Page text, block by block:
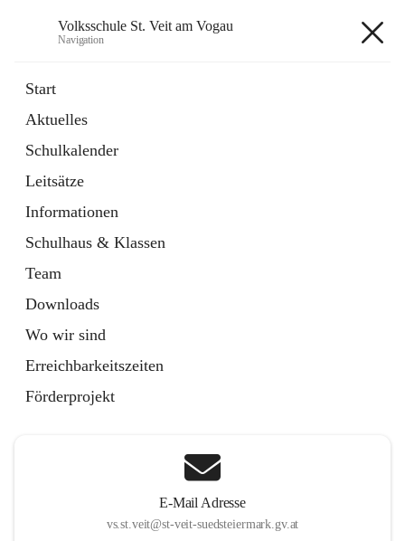
Volksschule St. Veit am Vogau
Navigation
Start
Aktuelles
Schulkalender
Leitsätze
Informationen
Schulhaus & Klassen
Team
Downloads
Wo wir sind
Erreichbarkeitszeiten
Förderprojekt
E-Mail Adresse
vs.st.veit@st-veit-suedsteiermark.gv.at